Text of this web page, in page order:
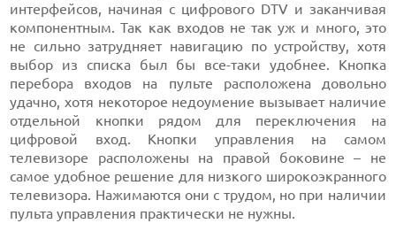
интерфейсов, начиная с цифрового DTV и заканчивая
компонентным. Так как входов не так уж и много, это
не сильно затрудняет навигацию по устройству, хотя
выбор из списка был бы все-таки удобнее. Кнопка
перебора входов на пульте расположена довольно
удачно, хотя некоторое недоумение вызывает наличие
отдельной кнопки рядом для переключения на
цифровой вход. Кнопки управления на самом
телевизоре расположены на правой боковине – не
самое удобное решение для низкого широкоэкранного
телевизора. Нажимаются они с трудом, но при наличии
пульта управления практически не нужны.